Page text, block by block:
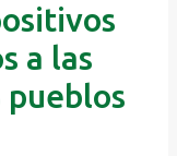
a las
pueblos